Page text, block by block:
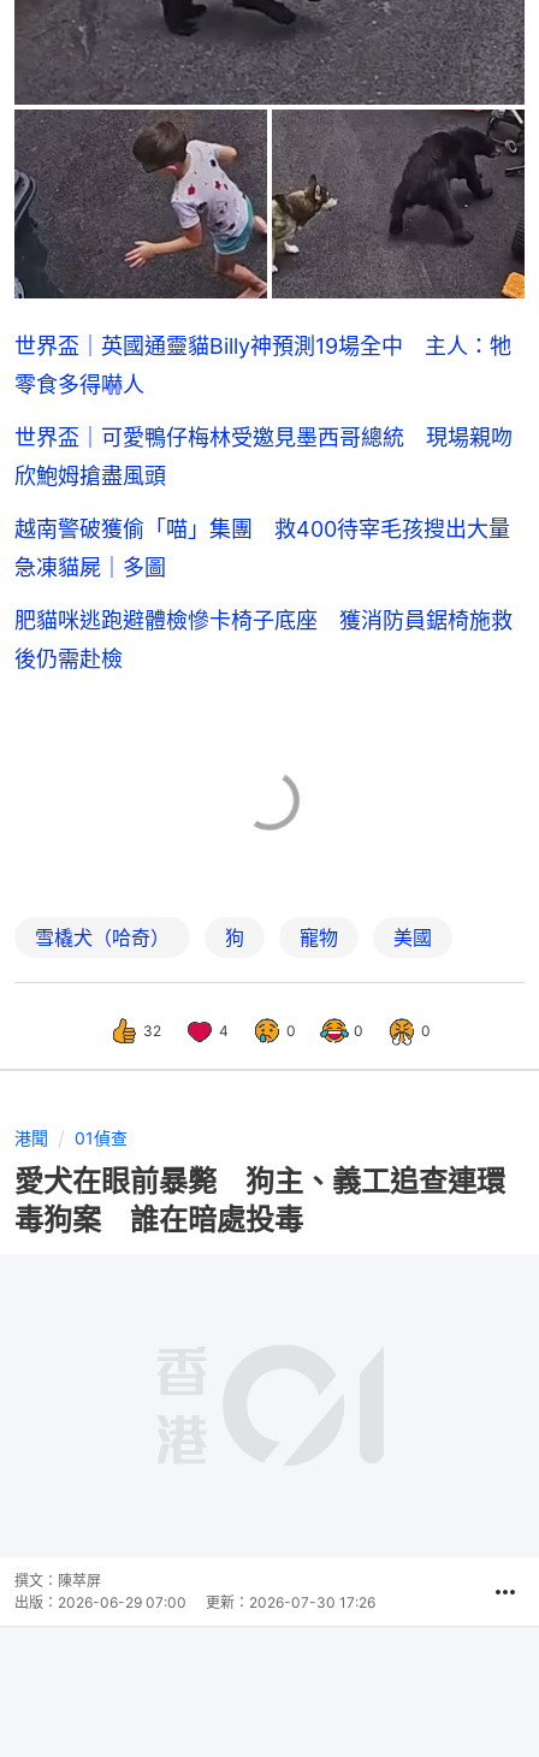
世界盃｜英國通靈貓Billy神預測19場全中 主人：牠
零食多得嚇人
世界盃｜可愛鴨仔梅林受邀見墨西哥總統 現場親吻
欣鮑姆搶盡風頭
越南警破獲偷「喵」集團 救400待宰毛孩搜出大量
急凍貓屍｜多圖
肥貓咪逃跑避體檢慘卡椅子底座 獲消防員鋸椅施救
後仍需赴檢
雪橇犬（哈奇） 狗 寵物 美國
32 4 0 0 0
港聞 01偵查
愛犬在眼前暴斃 狗主、義工追查連環
毒狗案 誰在暗處投毒
撰文： 陳萃屏
出版： 2026-06-29 07:00 更新： 2026-07-30 17:26